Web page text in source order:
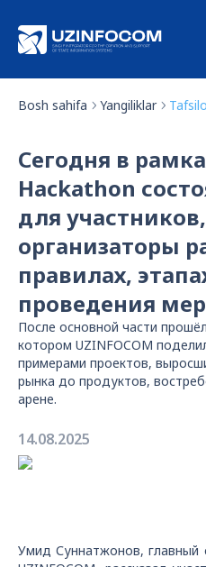
Bosh sahifa Yangiliklar
Сегодня в
Hackathon
для
организаторы
правилах,
проведения
После основной части
котором UZINFOCOM
примерами проектов,
рынка до продуктов,
арене.
14.08.2025
Умид Суннатжонов, главный